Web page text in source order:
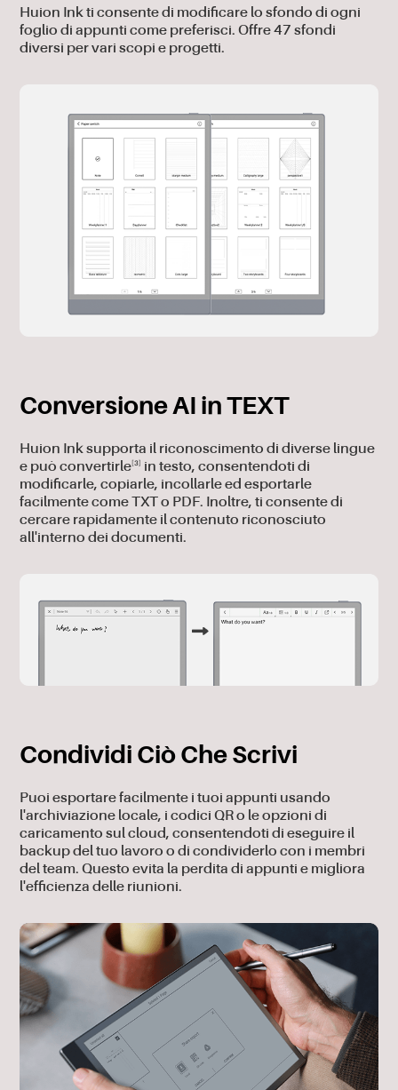
Huion Ink ti consente di modificare lo sfondo di ogni
foglio di appunti come preferisci. Offre 47 sfondi
diversi per vari scopi e progetti.
Conversione AI in TEXT
Huion Ink supporta il riconoscimento di diverse lingue
e può convertirle[3]
in testo, consentendoti di
modificarle, copiarle, incollarle ed esportarle
facilmente come TXT o PDF. Inoltre, ti consente di
cercare rapidamente il contenuto riconosciuto
all'interno dei documenti.
Condividi Ciò Che Scrivi
Puoi esportare facilmente i tuoi appunti usando
l'archiviazione locale, i codici QR o le opzioni di
caricamento sul cloud, consentendoti di eseguire il
backup del tuo lavoro o di condividerlo con i membri
del team. Questo evita la perdita di appunti e migliora
l'efficienza delle riunioni.